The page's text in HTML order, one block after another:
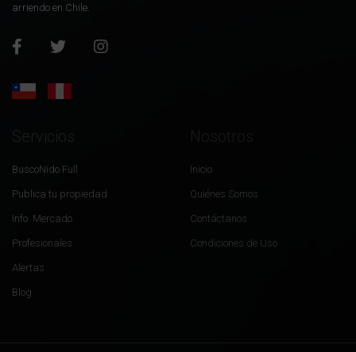
arriendo en Chile.
Servicios
BuscoNido Full
Publica tu propiedad
Info. Mercado
Profesionales
Alertas
Blog
Inicio
Quiénes Somos
Contáctanos
Condiciones de Uso